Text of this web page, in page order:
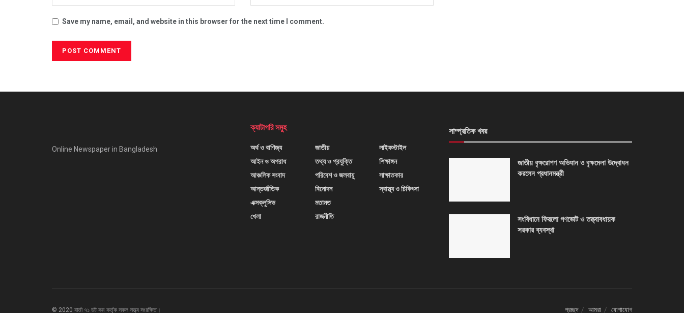
Save my name, email, and website in this browser for the next time I comment.
Online Newspaper in Bangladesh
ক্যাটাগরি সমুহ
অর্থ ও বাণিজ্য
আইন ও অপরাধ
আঞ্চলিক সংবাদ
আন্তর্জাতিক
এক্সক্লুসিভ
খেলা
জাতীয়
তথ্য ও প্রযুক্তি
পরিবেশ ও জলবায়ু
বিনোদন
মতামত
রাজনীতি
লাইফস্টাইল
শিক্ষাঙ্গন
সাক্ষাতকার
স্বাস্থ্য ও চিকিৎসা
সাম্প্রতিক খবর
জাতীয় বৃক্ষরোপণ অভিযান ও বৃক্ষমেলা উদ্বোধন
করলেন প্রধানমন্ত্রী
সংবিধানে ফিরলো গণভোট ও তত্ত্বাবধায়ক
সরকার ব্যবস্থা
প্রচ্ছদ আমরা যোগাযোগ
© 2020 বার্তা ৭১ ডট কম কর্তৃক সকল সত্ত্ব সংরক্ষিত।